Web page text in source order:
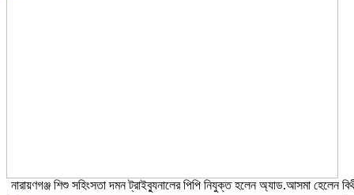
নারায়ণগঞ্জ শিশু সহিংসতা দমন ট্রাইব্যুনালের পিপি নিযুক্ত হলেন অ্যাড.আসমা হেলেন